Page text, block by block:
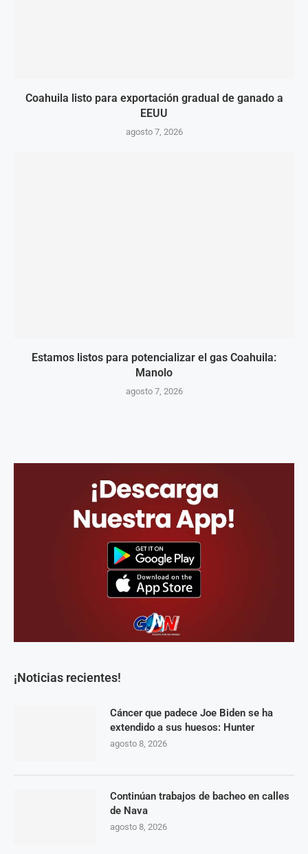
Coahuila listo para exportación gradual de ganado a
EEUU
agosto 7, 2026
Estamos listos para potencializar el gas Coahuila:
Manolo
agosto 7, 2026
¡Noticias recientes!
Cáncer que padece Joe Biden se ha
extendido a sus huesos: Hunter
agosto 8, 2026
Continúan trabajos de bacheo en calles
de Nava
agosto 8, 2026